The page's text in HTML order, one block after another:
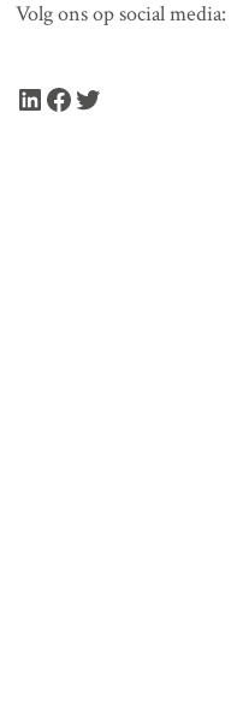
Volg ons op social media:
LinkedIn Facebook